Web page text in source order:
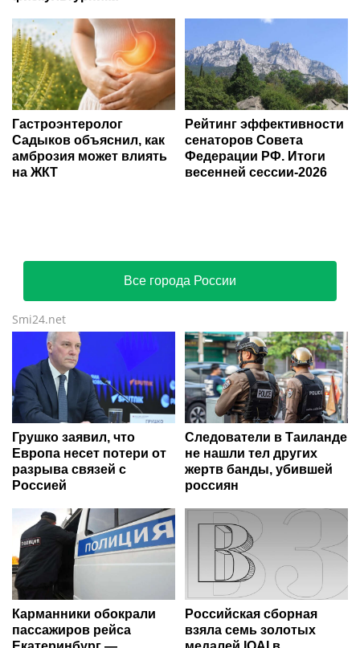
Гастроэнтеролог
Садыков объяснил, как
амброзия может влиять
на ЖКТ
Рейтинг эффективности
сенаторов Совета
Федерации РФ. Итоги
весенней сессии-2026
Все города России
Smi24.net
Грушко заявил, что
Европа несет потери от
разрыва связей с
Россией
Следователи в Таиланде
не нашли тел других
жертв банды, убившей
россиян
Карманники обокрали
пассажиров рейса
Российская сборная
взяла семь золотых